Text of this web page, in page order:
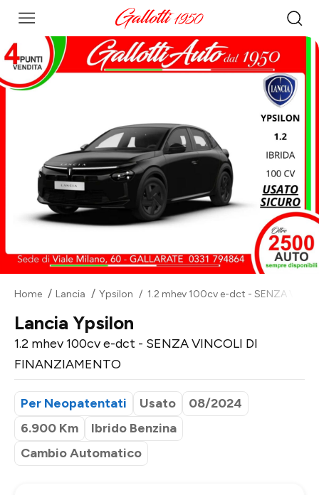
Home Lancia Ypsilon 1.2 mhev 100cv e-dct - SENZA
Lancia Ypsilon
1.2 mhev 100cv e-dct - SENZA VINCOLI DI
FINANZIAMENTO
Per Neopatentati Usato
08/2024
6.900 Km
Ibrido Benzina
Cambio Automatico